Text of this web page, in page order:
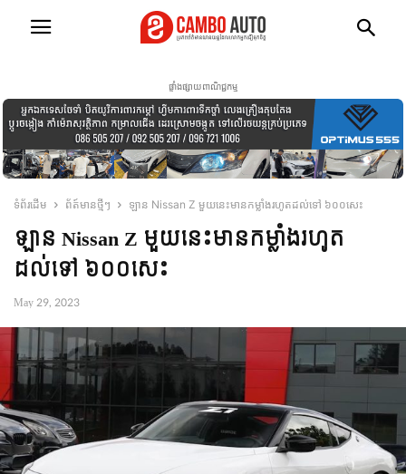
ផ្ទាំងផ្សាយពាណិជ្ជកម្ម
ទំព័រដើម ព័ត៍មានថ្មីៗ ឡាន Nissan Z មួយនេះមានកម្លាំងរហូតដល់ទៅ ៦០០សេះ
ឡាន Nissan Z មួយនេះមានកម្លាំងរហូត
ដល់ទៅ ៦០០សេះ
May 29, 2023